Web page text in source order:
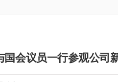
国会议员一行参观公